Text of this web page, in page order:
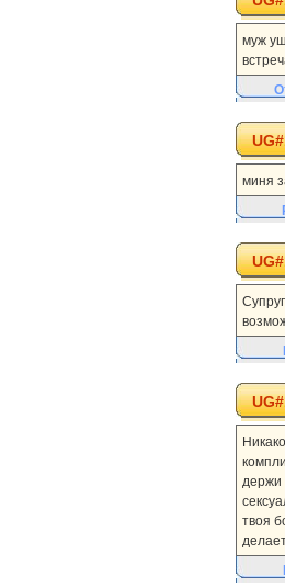
муж
миня
держи
твоя